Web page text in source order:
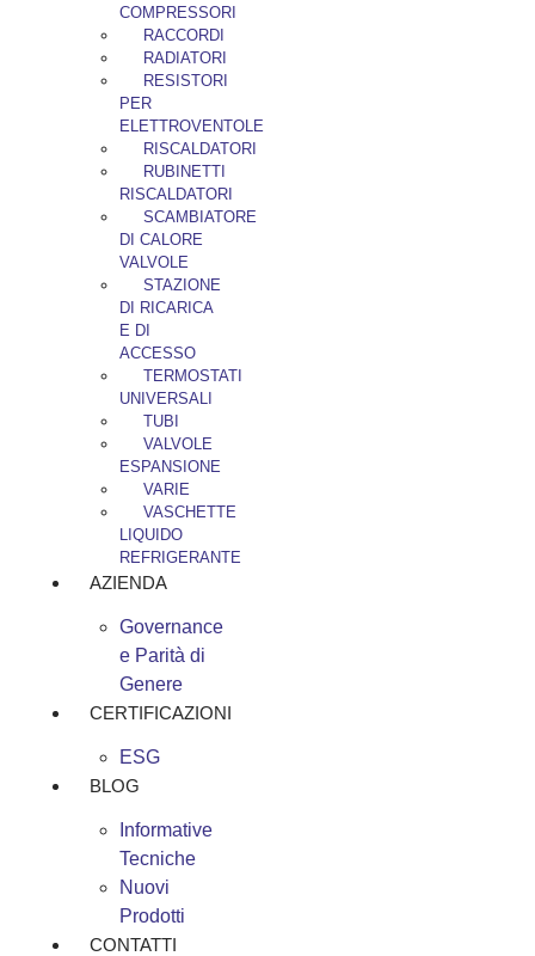
COMPRESSORI
RACCORDI
RADIATORI
RESISTORI
PER
ELETTROVENTOLE
RISCALDATORI
RUBINETTI
RISCALDATORI
SCAMBIATORE
DI CALORE
VALVOLE
STAZIONE
DI RICARICA
E DI
ACCESSO
TERMOSTATI
UNIVERSALI
TUBI
VALVOLE
ESPANSIONE
VARIE
VASCHETTE
LIQUIDO
REFRIGERANTE
AZIENDA
Governance
e Parità di
Genere
CERTIFICAZIONI
ESG
BLOG
Informative
Tecniche
Nuovi
Prodotti
CONTATTI